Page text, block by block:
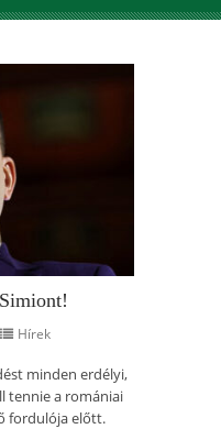
Hírek
minden erdélyi,
tennie a romániai
fordulója előtt.